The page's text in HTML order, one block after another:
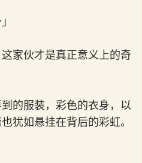
家伙才是真正意义上的奇
的服装，彩色的衣身，以
犹如悬挂在背后的彩虹。